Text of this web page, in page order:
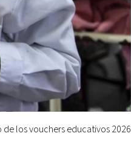
los vouchers educativos 2026